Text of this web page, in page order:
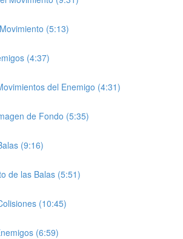
(5:13)
(4:37)
del Enemigo (4:31)
de Fondo (5:35)
(9:16)
de las Balas (5:51)
(10:45)
(6:59)